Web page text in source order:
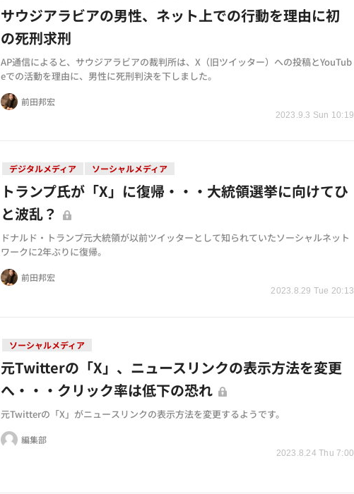
2023.9.3 Sun 10:19
サウジアラビアの男性、ネット上での行動を理由に初
の死刑求刑
AP通信によると、サウジアラビアの裁判所は、X（旧ツイッター）への投稿とYouTub
eでの活動を理由に、男性に死刑判決を下しました。
前田邦宏
デジタルメディア ソーシャルメディア
2023.8.29 Tue 20:13
トランプ氏が「X」に復帰・・・大統領選挙に向けてひ
と波乱？
ドナルド・トランプ元大統領が以前ツイッターとして知られていたソーシャルネット
ワークに2年ぶりに復帰。
前田邦宏
ソーシャルメディア
2023.8.24 Thu 7:00
元Twitterの「X」、ニュースリンクの表示方法を変更
へ・・・クリック率は低下の恐れ
元Twitterの「X」がニュースリンクの表示方法を変更するようです。
編集部